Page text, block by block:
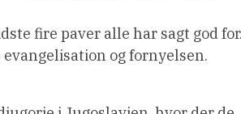
fire paver alle har sagt god
og fornyelsen.